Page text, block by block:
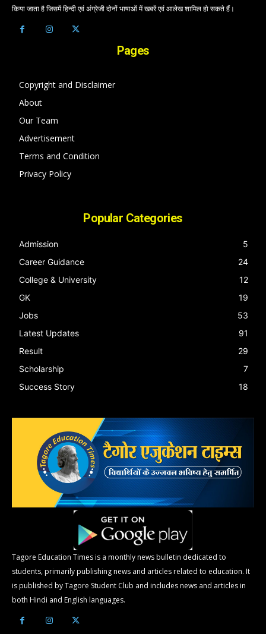
किया जाता है जिसमें हिन्दी एवं अंग्रेजी दोनों भाषाओं में खबरें एवं आलेख शामिल हो सकते हैं।
Pages
Copyright and Disclaimer
About
Our Team
Advertisement
Terms and Condition
Privacy Policy
Popular Categories
Admission
5
Career Guidance
24
College & University
12
GK
19
Jobs
53
Latest Updates
91
Result
29
Scholarship
7
Success Story
18
Tagore Education Times is a monthly news bulletin dedicated to
students, primarily publishing news and articles related to education. It
is published by Tagore Student Club and includes news and articles in
both Hindi and English languages.